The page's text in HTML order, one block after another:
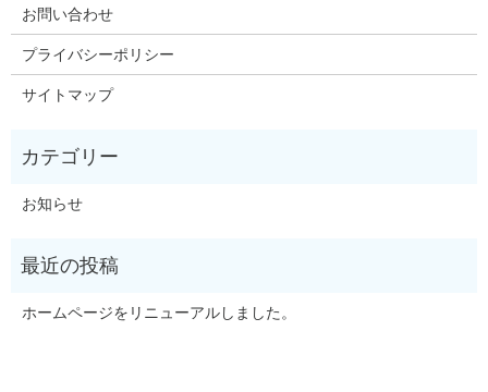
お問い合わせ
プライバシーポリシー
サイトマップ
お知らせ
ホームページをリニューアルしました。